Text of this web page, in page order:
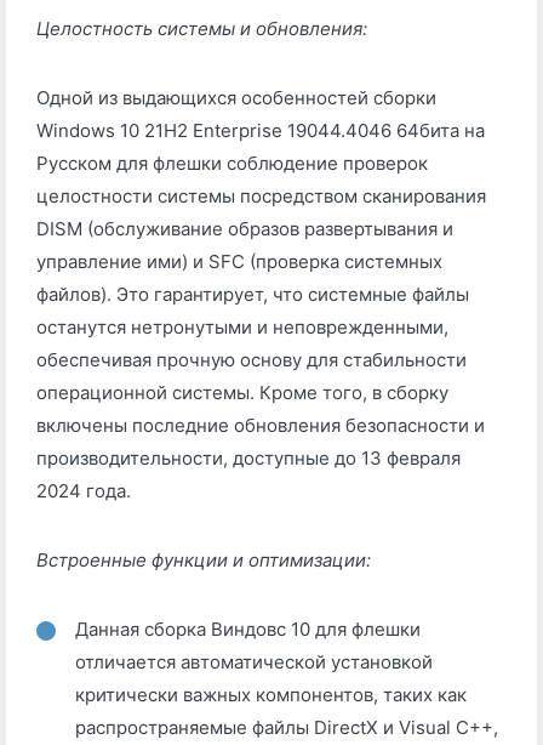
Целостность системы и обновления:
Одной из выдающихся особенностей сборки
Windows 10 21H2 Enterprise 19044.4046 64бита на
Русском для флешки соблюдение проверок
целостности системы посредством сканирования
DISM (обслуживание образов развертывания и
управление ими) и SFC (проверка системных
файлов). Это гарантирует, что системные файлы
останутся нетронутыми и неповрежденными,
обеспечивая прочную основу для стабильности
операционной системы. Кроме того, в сборку
включены последние обновления безопасности и
производительности, доступные до 13 февраля
2024 года.
Встроенные функции и оптимизации:
Данная сборка Виндовс 10 для флешки
отличается автоматической установкой
критически важных компонентов, таких как
распространяемые файлы DirectX и Visual C++,